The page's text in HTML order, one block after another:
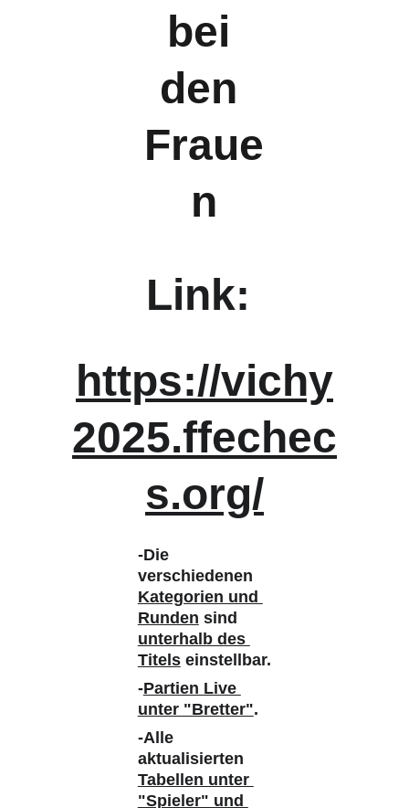
bei
den
Fraue
n
Link:
https://vichy
2025.ffechec
s.org/
-Die
verschiedenen
Kategorien und
Runden sind
unterhalb des
Titels einstellbar.
-Partien Live
unter "Bretter".
-Alle
aktualisierten
Tabellen unter
"Spieler" und